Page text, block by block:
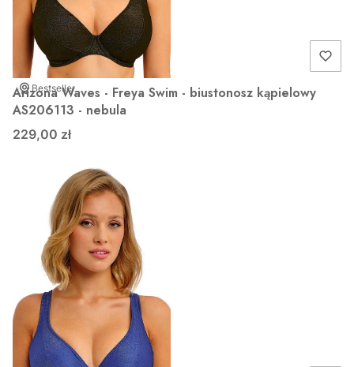
Bestseller
Arizona Waves - Freya Swim - biustonosz kąpielowy
AS206113 - nebula
229,00 zł